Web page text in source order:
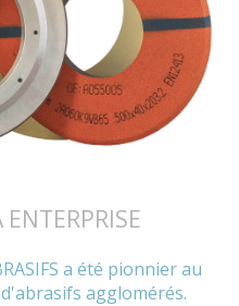
a été pionnier au
agglomérés.